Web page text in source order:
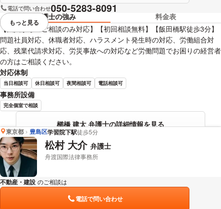
電話で問い合わせ050-5283-8091
弁護士の強み
料金表
【法人からのご相談のみ対応】【初回相談無料】【飯田橋駅徒歩3分】
問題社員対応、休職者対応、ハラスメント発生時の対応、労働組合対
応、残業代請求対応、労災事故への対応など労働問題でお困りの経営者
の方はご相談ください。
対応体制
当日相談可 休日相談可 夜間相談可 電話相談可
事務所設備
完全個室で相談
櫛橋 建太 弁護士の詳細情報を見る
視覚的に省略されている要素を
もっと見る
東京都 豊島区学習院下駅徒歩5分
松村 大介 弁護士
舟渡国際法律事務所
不動産・建設 のご相談は
電話で問い合わせ